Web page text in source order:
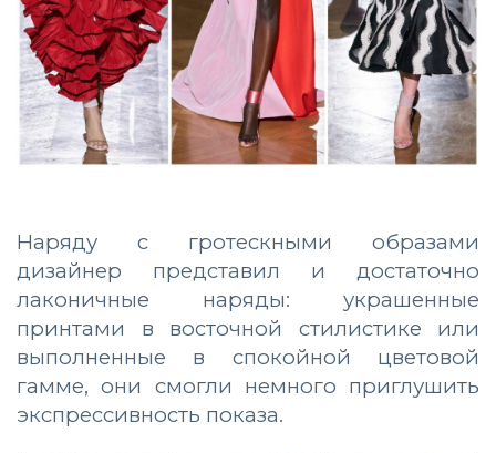
Наряду с гротескными образами
дизайнер представил и достаточно
лаконичные наряды: украшенные
принтами в восточной стилистике или
выполненные в спокойной цветовой
гамме, они смогли немного приглушить
экспрессивность показа.